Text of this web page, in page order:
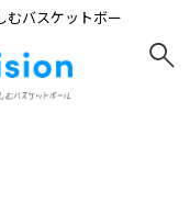
むバスケットボー